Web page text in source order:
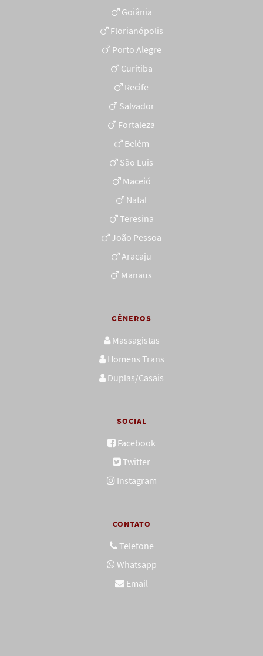
Goiânia
Florianópolis
Porto Alegre
Curitiba
Recife
Salvador
Fortaleza
Belém
São Luis
Maceió
Natal
Teresina
João Pessoa
Aracaju
Manaus
GÊNEROS
Massagistas
Homens Trans
Duplas/Casais
SOCIAL
Facebook
Twitter
Instagram
CONTATO
Telefone
Whatsapp
Email